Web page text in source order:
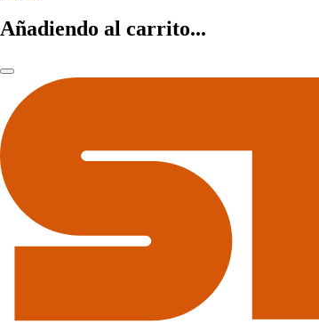
Añadiendo al carrito...